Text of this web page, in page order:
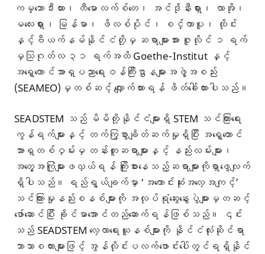
ကမ္ဘောဒီးယား၊ တီမောလက်စ်တေ၊ အင်ဒိုနီးရှား၊ လာအို၊
မလေးရှား၊ မြန်မာ၊ ဖိလစ်ပိုင်၊ စင်္ကာပူ၊ ထိုင်း
နှင့်ဗီယက်နမ်နိုင်ငံတို့မှ ဆရာများအား ဇူလိုင် ၁ ရက်
မှသြဂုတ်လ ၃၁ ရက်အထိ Goethe-Institut နှင့်
အရှေ့တောင်အာရှပညာရေးဝန်ကြီးဌာနများအဖွဲ့အစည်း
(SEAMEO)မှတစ်ဆင့် လျှောက်ထားရန် ဖိတ်ခေါ်ထားပါသည်။
SEADSTEM သည် မိမိတို့နိုင်ငံများရှိ STEM သင်ကြားရေး
ကွန်ရက်များနှင့် တက်ကြွစွာချိတ်ဆက်မှုရှိပြီး အရှေ့တောင်
အာရှတစ်ဝှမ်းမှ တန်းတူဆရာများနှင့် နည်းလမ်းများ၊
အတွေ့အကြုံများဖလှယ်ရန် ကြိုးစားနေသည့်ဆရာများကိုရှာဖွေလျက်
ရှိပါသည်။ ရည်ရွယ်ချက်မှာ ‘အကောင်းဆုံးအလေ့အကျင့်’
သင်ကြားမှုနည်းစနစ်များကို အလုပ်ရုံဆွေးနွေးပွဲများမှတဆင့်
ဖော်ဆောင်ပြီး ခိုင်မာအောင်တည်ဆောက်ရန်ဖြစ်သည်။ ၎င်း
သည် SEADSTEM လေ့လာရေးယူနစ်များကို နိုင်ငံလုံးဆိုင်ရာ
ဘာသာစကားများဖြင့် အွန်လိုင်းပလက်ဖောင်းပေါ်တွင်ရရှိနိုင်